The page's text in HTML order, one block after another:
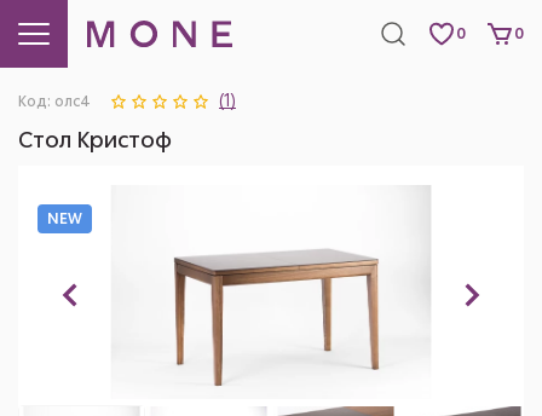
0 0
Код: олс4 (1)
Стол Кристоф
NEW
NEW
NEW
NEW